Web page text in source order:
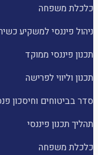
כלכלת משפחה
ניהול פיננסי למשקיע
תכנון פיננסי ממוקד
תכנון וליווי לפרישה
סדר בביטוחים וחיסכון
תהליך תכנון פיננסי
כלכלת משפחה